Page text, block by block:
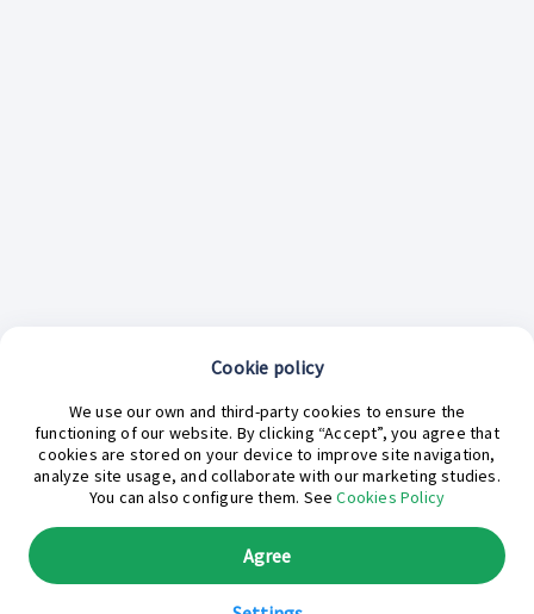
¿En qué podemos ayudarte hoy?
Cookie policy
We use our own and third-party cookies to ensure the
functioning of our website. By clicking “Accept”, you agree that
cookies are stored on your device to improve site navigation,
analyze site usage, and collaborate with our marketing studies.
You can also configure them. SeeCookies Policy
Agree